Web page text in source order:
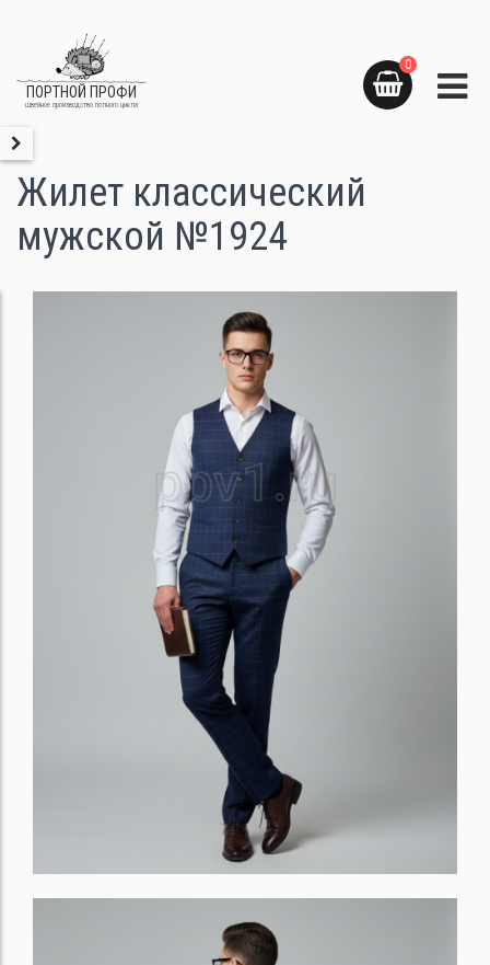
ПОРТНОЙ ПРОФИ
швейное производство полного цикла
0
Жилет классический
мужской №1924